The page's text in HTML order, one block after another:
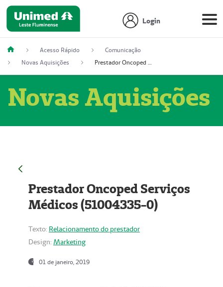
Login
Acesso Rápido
Comunicação
Novas Aquisições
Prestador Oncoped Serviços Médicos (51004335-0)
Novas Aquisições
Prestador Oncoped Serviços
Médicos (51004335-0)
Texto: Relacionamento do prestador
Design: Marketing
01 de janeiro, 2019